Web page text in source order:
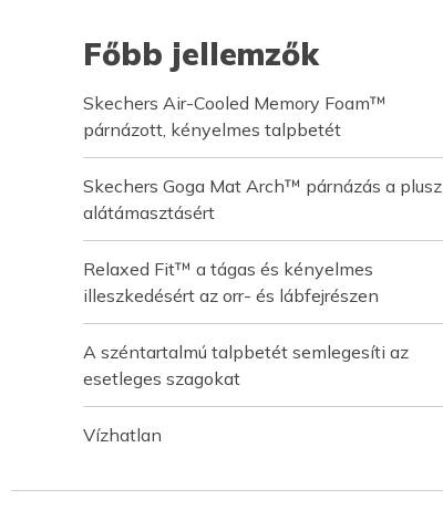
Főbb jellemzők
Skechers Air-Cooled Memory Foam™
párnázott, kényelmes talpbetét
Skechers Goga Mat Arch™ párnázás a plusz
alátámasztásért
Relaxed Fit™ a tágas és kényelmes
illeszkedésért az orr- és lábfejrészen
A széntartalmú talpbetét semlegesíti az
esetleges szagokat
Vízhatlan